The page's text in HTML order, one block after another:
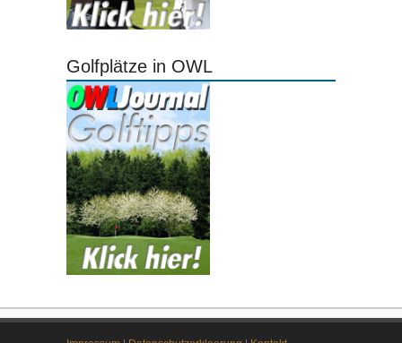
Golfplätze in OWL